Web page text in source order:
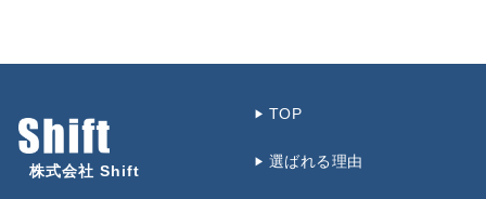
株式会社 Shift
TOP
選ばれる理由